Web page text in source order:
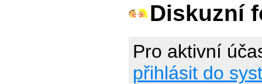
Diskuzní
Pro aktivní
přihlásit do